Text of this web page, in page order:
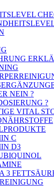
NEIN ?
?
VITAL
C
D3
3